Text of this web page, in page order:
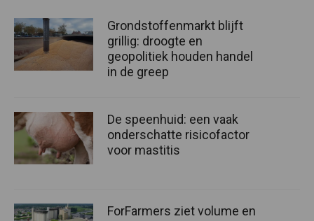
Grondstoffenmarkt blijft
grillig: droogte en
geopolitiek houden handel
in de greep
De speenhuid: een vaak
onderschatte risicofactor
voor mastitis
ForFarmers ziet volume en